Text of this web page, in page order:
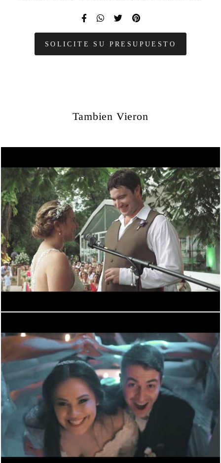
SOLICITE SU PRESUPUESTO
Tambien Vieron
2985
5299 0